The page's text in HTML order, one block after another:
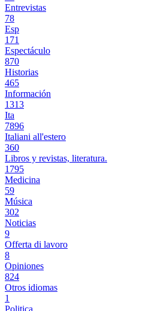
Entrevistas
78
Esp
171
Espectáculo
870
Historias
465
Información
1313
Ita
7896
Italiani all'estero
360
Libros y revistas, literatura.
1795
Medicina
59
Música
302
Noticias
9
Offerta di lavoro
8
Opiniones
824
Otros idiomas
1